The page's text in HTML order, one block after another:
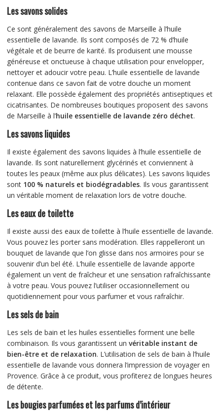
Les savons solides
Ce sont généralement des savons de Marseille à l’huile
essentielle de lavande. Ils sont composés de 72 % d’huile
végétale et de beurre de karité. Ils produisent une mousse
généreuse et onctueuse à chaque utilisation pour envelopper,
nettoyer et adoucir votre peau. L’huile essentielle de lavande
contenue dans ce savon fait de votre douche un moment
relaxant. Elle possède également des propriétés antiseptiques et
cicatrisantes. De nombreuses boutiques proposent des savons
de Marseille à l’huile essentielle de lavande zéro déchet.
Les savons liquides
Il existe également des savons liquides à l’huile essentielle de
lavande. Ils sont naturellement glycérinés et conviennent à
toutes les peaux (même aux plus délicates). Les savons liquides
sont 100 % naturels et biodégradables. Ils vous garantissent
un véritable moment de relaxation lors de votre douche.
Les eaux de toilette
Il existe aussi des eaux de toilette à l’huile essentielle de lavande.
Vous pouvez les porter sans modération. Elles rappelleront un
bouquet de lavande que l’on glisse dans nos armoires pour se
souvenir d’un bel été. L’huile essentielle de lavande apporte
également un vent de fraîcheur et une sensation rafraîchissante
à votre peau. Vous pouvez l’utiliser occasionnellement ou
quotidiennement pour vous parfumer et vous rafraîchir.
Les sels de bain
Les sels de bain et les huiles essentielles forment une belle
combinaison. Ils vous garantissent un véritable instant de
bien-être et de relaxation. L’utilisation de sels de bain à l’huile
essentielle de lavande vous donnera l’impression de voyager en
Provence. Grâce à ce produit, vous profiterez de longues heures
de détente.
Les bougies parfumées et les parfums d’intérieur